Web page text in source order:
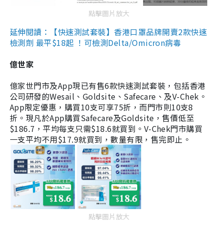
點擊圖片放大
延伸閱讀：【快速測試套裝】香港口罩品牌開賣2款快速
檢測劑 最平$18起 ！可檢測Delta/Omicron病毒
億世家
億家世門市及App現已有售6款快速測試套裝，包括香港
公司研發的Wesail、Goldsite、Safecare、及V-Chek。
App限定優惠，購買10支可享75折，而門市則10支8
折。現凡於App購買Safecare及Goldsite，售價低至
$186.7，平均每支只需$18.6就買到。V-Chek門市購買
一支平均不用$17.9就買到，數量有限，售完即止。
點擊圖片放大